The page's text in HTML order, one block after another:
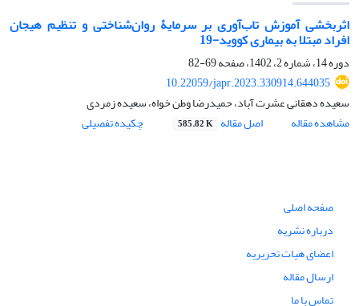
اثربخشی آموزش تاب‌آوری بر سرمایۀ روان‌شناختی و تنظیم هیجان
افراد مبتلا به بیماری کووید-19
دوره 14، شماره 2، 1402، صفحه
69-82
10.22059/japr.2023.330914.644035
سعیده دهقانی عشرت آباد، حمیدرضا وطن خواه، سعیده زمردی
مشاهده مقاله
اصل مقاله 585.82 K چکیده تفصیلی
صفحه اصلی
درباره نشریه
اعضای هیات تحریریه
ارسال مقاله
تماس با ما